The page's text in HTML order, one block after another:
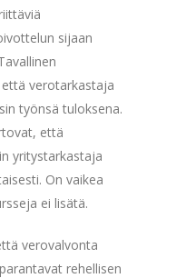
sijaan
verotarkastaja
työnsä tuloksena.
että
yritystarkastaja
On vaikea
ei lisätä.
verovalvonta
rehellisen